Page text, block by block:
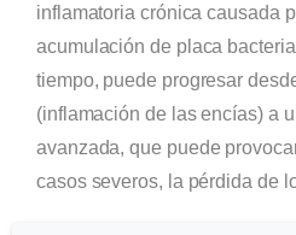
inflamatoria crónica causada
acumulación de placa
tiempo, puede progresar
(inflamación de las encías) a
avanzada, que puede
casos severos, la pérdida de